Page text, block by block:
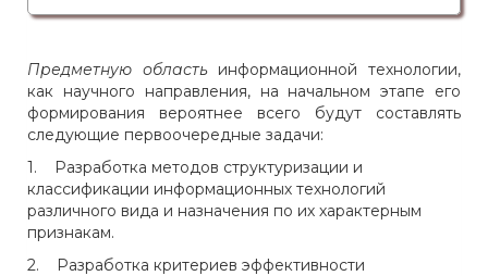
Предметную область информационной технологии,
как научного направления, на начальном этапе его
формирования вероятнее всего будут составлять
следующие первоочередные задачи:
1. Разработка методов структуризации и
классификации информационных технологий
различного вида и назначения по их характерным
признакам.
2. Разработка критериев эффективности